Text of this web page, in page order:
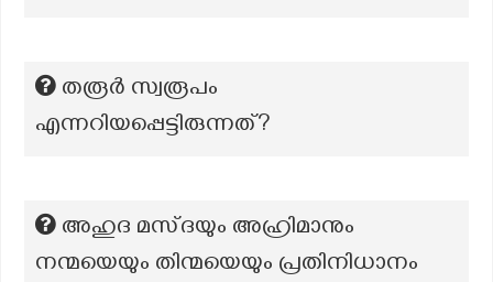
തരൂർ സ്വരൂപം
എന്നറിയപ്പെട്ടിരുന്നത്?
അഹുദ മസ്‌ദയും അഹ്രിമാനും
നന്മയെയും തിന്മയെയും പ്രതിനിധാനം